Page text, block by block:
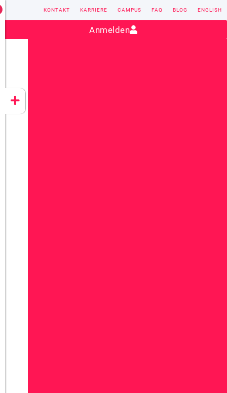
CONZEPT 16
YEET
Kontakt:sales@vectorsoft.de
KONTAKT KARRIERE CAMPUS FAQ BLOG ENGLISH
Anmelden